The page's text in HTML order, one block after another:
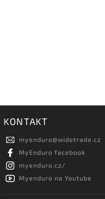
KONTAKT
myenduro@widetrade.cz
MyEnduro facebook
myenduro.cz/
Myenduro na Youtube